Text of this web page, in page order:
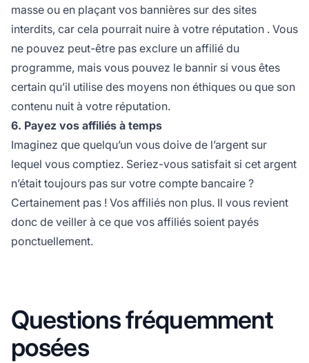
masse ou en plaçant vos bannières sur des sites
interdits, car cela pourrait nuire à votre réputation . Vous
ne pouvez peut-être pas exclure un affilié du
programme, mais vous pouvez le bannir si vous êtes
certain qu’il utilise des moyens non éthiques ou que son
contenu nuit à votre réputation.
6. Payez vos affiliés à temps
Imaginez que quelqu’un vous doive de l’argent sur
lequel vous comptiez. Seriez-vous satisfait si cet argent
n’était toujours pas sur votre compte bancaire ?
Certainement pas ! Vos affiliés non plus. Il vous revient
donc de veiller à ce que vos affiliés soient payés
ponctuellement.
Questions fréquemment
posées